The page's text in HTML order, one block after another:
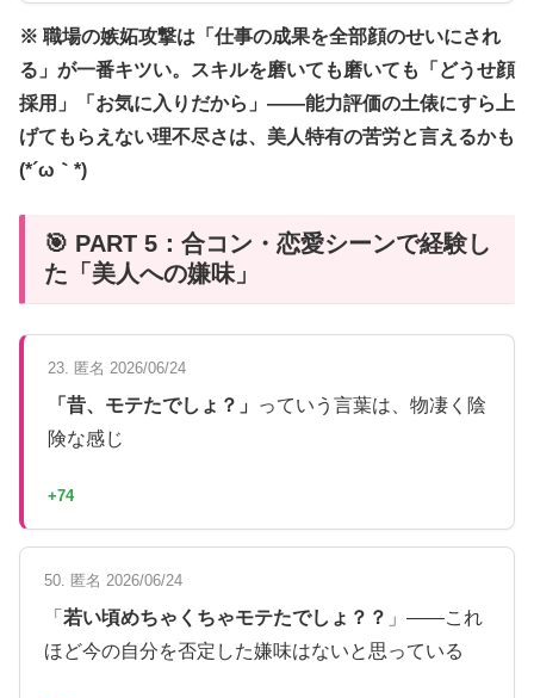
※ 職場の嫉妬攻撃は「仕事の成果を全部顔のせいにされ
る」が一番キツい。スキルを磨いても磨いても「どうせ顔
採用」「お気に入りだから」——能力評価の土俵にすら上
げてもらえない理不尽さは、美人特有の苦労と言えるかも
(*´ω｀*)
🎯 PART 5：合コン・恋愛シーンで経験し
た「美人への嫌味」
23. 匿名 2026/06/24
「昔、モテたでしょ？」
っていう言葉は、物凄く陰
険な感じ
+74
50. 匿名 2026/06/24
「 若い頃めちゃくちゃモテたでしょ？？ 」——これ
ほど今の自分を否定した嫌味はないと思っている